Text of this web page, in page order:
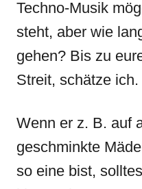
Techno-Musik
steht, aber wie
gehen? Bis zu
Streit, schätze ich.
Wenn er z. B. auf
geschminkte
so eine bist,